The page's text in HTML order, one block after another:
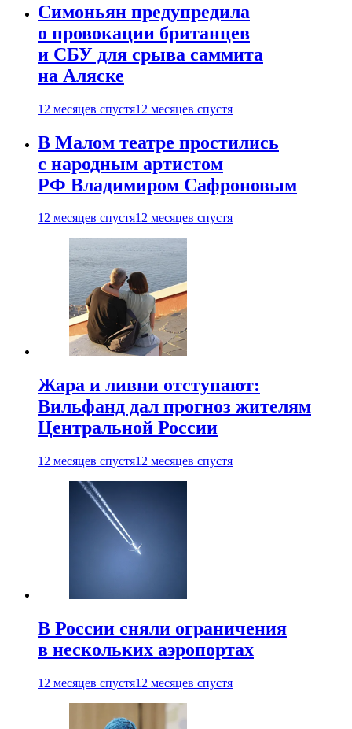
Симоньян предупредила
о провокации британцев
и СБУ для срыва саммита
на Аляске
12 месяцев спустя12 месяцев спустя
В Малом театре простились
с народным артистом
РФ Владимиром Сафроновым
12 месяцев спустя12 месяцев спустя
Жара и ливни отступают:
Вильфанд дал прогноз жителям
Центральной России
12 месяцев спустя12 месяцев спустя
В России сняли ограничения
в нескольких аэропортах
12 месяцев спустя12 месяцев спустя